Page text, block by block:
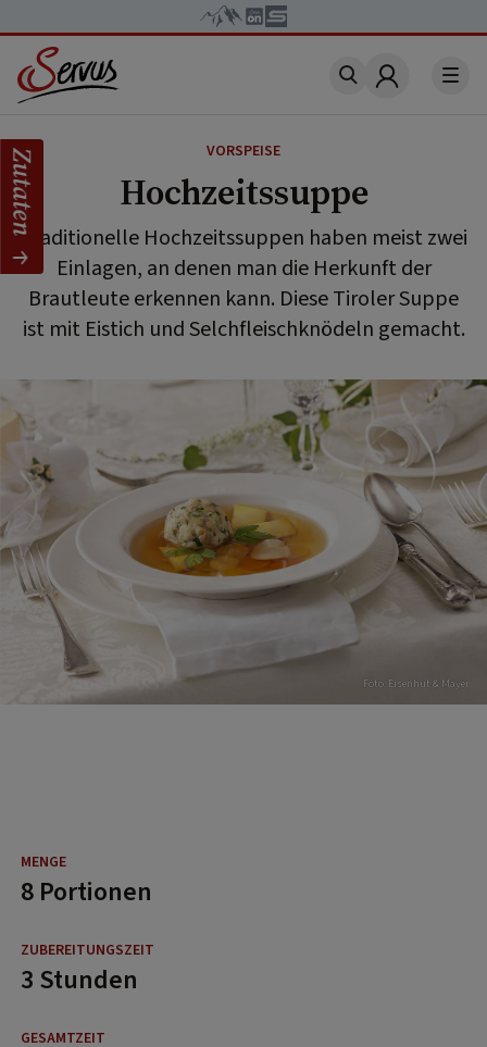
Account
VORSPEISE
Hochzeitssuppe
Traditionelle Hochzeitssuppen haben meist zwei
Einlagen, an denen man die Herkunft der
Brautleute erkennen kann. Diese Tiroler Suppe
ist mit Eistich und Selchfleischknödeln gemacht.
Foto: Eisenhut & Mayer
8 Portionen
3 Stunden
Zutaten